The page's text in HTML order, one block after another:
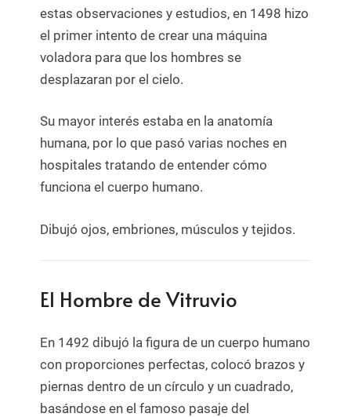
estas observaciones y estudios, en 1498 hizo
el primer intento de crear una máquina
voladora para que los hombres se
desplazaran por el cielo.
Su mayor interés estaba en la anatomía
humana, por lo que pasó varias noches en
hospitales tratando de entender cómo
funciona el cuerpo humano.
Dibujó ojos, embriones, músculos y tejidos.
El Hombre de Vitruvio
En 1492 dibujó la figura de un cuerpo humano
con proporciones perfectas, colocó brazos y
piernas dentro de un círculo y un cuadrado,
basándose en el famoso pasaje del